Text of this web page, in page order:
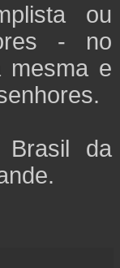
ou
- no
e
da